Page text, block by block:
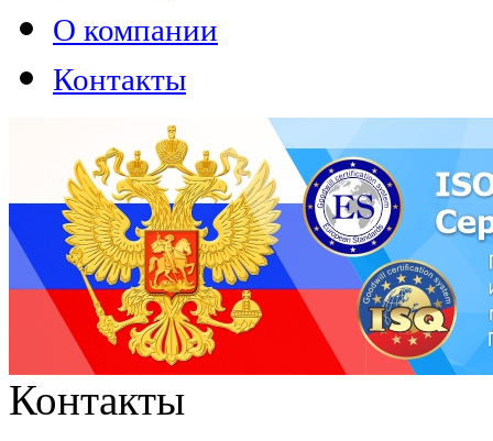
О компании
Контакты
Контакты